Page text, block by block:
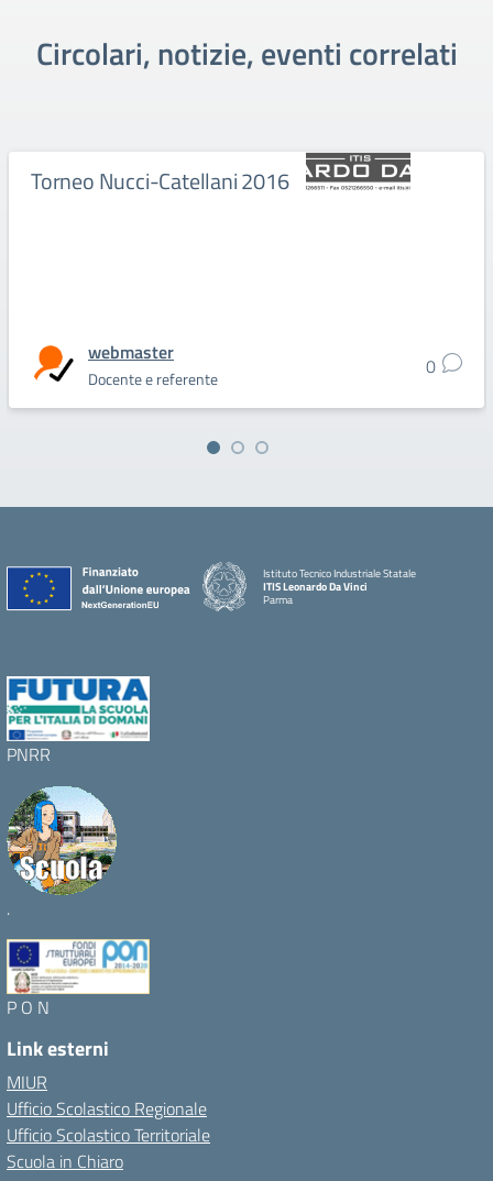
Circolari, notizie, eventi correlati
Torneo Nucci-Catellani 2016
webmaster
Docente e referente 0
Istituto Tecnico Industriale Statale
ITIS Leonardo Da Vinci
Parma
PNRR
.
P O N
Link esterni
MIUR
Ufficio Scolastico Regionale
Ufficio Scolastico Territoriale
Scuola in Chiaro